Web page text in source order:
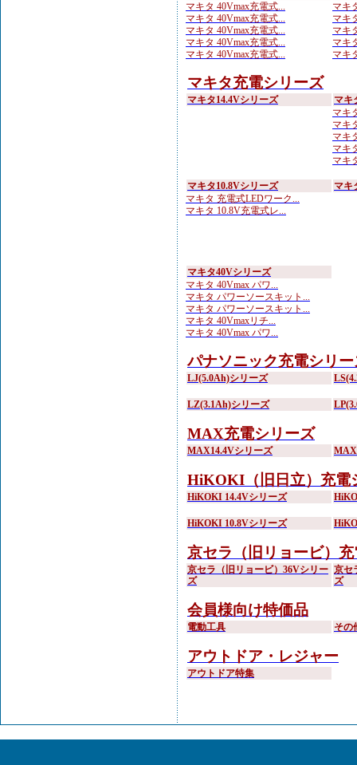
マキタ 40Vmax充電式...
マキタ 40Vmax充電式...
マキタ 40Vmax充電式...
マキタ 40Vmax充電式...
マキタ 40Vmax充電式...
マキ
マキ
マキ
マキ
マキ
マキタ充電シリーズ
マキタ14.4Vシリーズ
マキ
マキ
マキ
マキ
マキ
マキ
マキタ10.8Vシリーズ
マキタ 充電式LEDワーク...
マキタ 10.8V充電式レ...
マキ
マキタ40Vシリーズ
マキタ 40Vmax パワ...
マキタ パワーソースキット...
マキタ パワーソースキット...
マキタ 40Vmaxリチ...
マキタ 40Vmax パワ...
パナソニック充電シリー
LJ(5.0Ah)シリーズ
LZ(3.1Ah)シリーズ
MAX充電シリーズ
MAX14.4Vシリーズ
HiKOKI（旧日立）充電
HiKOKI 14.4Vシリーズ
HiKOKI 10.8Vシリーズ
京セラ（旧リョービ）
京セラ（旧リョービ）36Vシリー
ズ
京セ
ズ
会員様向け特価品
電動工具 その
アウトドア・レジャー
アウトドア特集